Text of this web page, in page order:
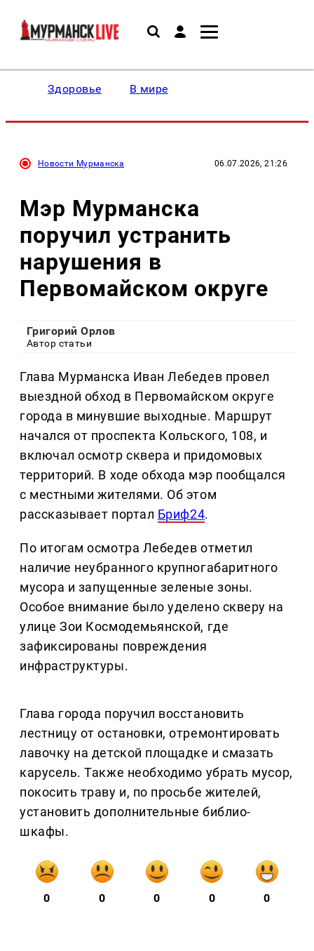
Здоровье В мире
Новости Мурманска 06.07.2026, 21:26
Мэр Мурманска
поручил устранить
нарушения в
Первомайском округе
Григорий Орлов
Автор статьи
Глава Мурманска Иван Лебедев провел
выездной обход в Первомайском округе
города в минувшие выходные. Маршрут
начался от проспекта Кольского, 108, и
включал осмотр сквера и придомовых
территорий. В ходе обхода мэр пообщался
с местными жителями. Об этом
рассказывает портал Бриф24.
По итогам осмотра Лебедев отметил
наличие неубранного крупногабаритного
мусора и запущенные зеленые зоны.
Особое внимание было уделено скверу на
улице Зои Космодемьянской, где
зафиксированы повреждения
инфраструктуры.
Глава города поручил восстановить
лестницу от остановки, отремонтировать
лавочку на детской площадке и смазать
карусель. Также необходимо убрать мусор,
покосить траву и, по просьбе жителей,
установить дополнительные библио-
шкафы.
0 0 0 0 0